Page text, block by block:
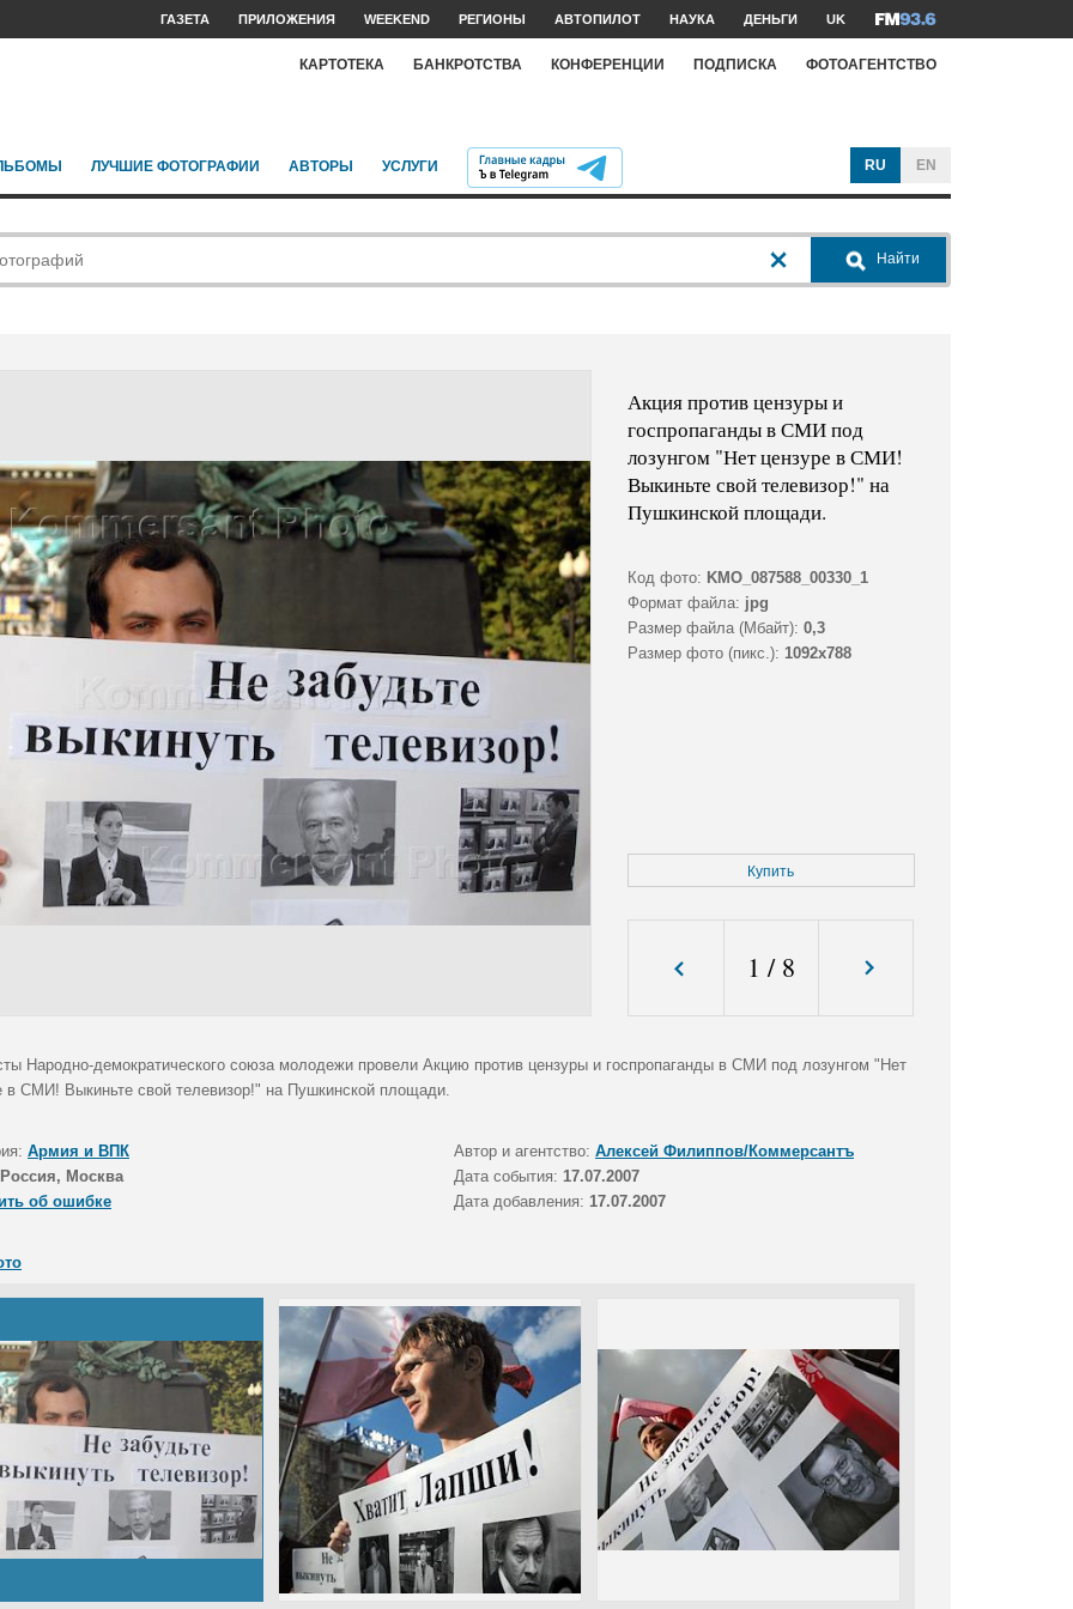
ГАЗЕТА ПРИЛОЖЕНИЯ WEEKEND РЕГИОНЫ АВТОПИЛОТ НАУКА ДЕНЬГИ UK
КАРТОТЕКА БАНКРОТСТВА КОНФЕРЕНЦИИ ПОДПИСКА ФОТОАГЕНТСТВО
ЛУЧШИЕ ФОТОГРАФИИ АВТОРЫ УСЛУГИ RU EN
Найти
Акция против цензуры и
госпропаганды в СМИ под
лозунгом "Нет цензуре в СМИ!
Выкиньте свой телевизор!" на
Пушкинской площади.
Код фото: KMO_087588_00330_1
Формат файла: jpg
Размер файла (Мбайт): 0,3
Размер фото (пикс.): 1092x788
Купить
1 / 8
Народно-демократического союза молодежи провели Акцию против цензуры и госпропаганды в СМИ под лозунгом "Нет
в СМИ! Выкиньте свой телевизор!" на Пушкинской площади.
Армия и ВПК Автор и агентство: Алексей Филиппов/Коммерсантъ
Россия, Москва Дата события: 17.07.2007
об ошибке
Дата добавления: 17.07.2007